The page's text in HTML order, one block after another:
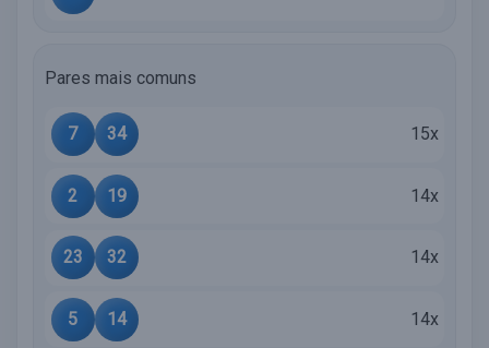
Pares mais comuns
7 34 15x
2 19 14x
23 32 14x
5 14 14x